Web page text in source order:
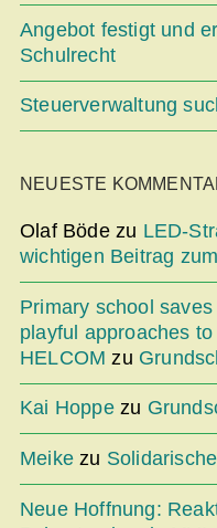
Angebot festigt und
Schulrecht
Steuerverwaltung
NEUESTE
Olaf Bödezu LED-
wichtigen Beitrag
Primary school
playful approaches
HELCOM zu
Kai Hoppezu
Meike zu
Neue Hoffnung: